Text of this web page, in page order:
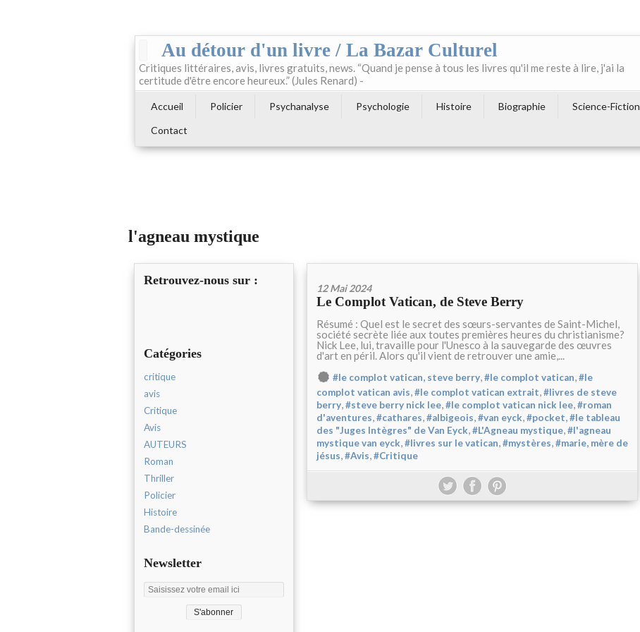
Au détour d'un livre / La Bazar Culturel
Critiques littéraires, avis, livres gratuits, news. “Quand je pense à tous les livres qu'il me reste à lire, j'ai la
certitude d'être encore heureux.” (Jules Renard) -
Accueil Policier Psychanalyse Psychologie Histoire Biographie Science-Fiction
Contact
l'agneau mystique
Retrouvez-nous sur :
Catégories
critique
avis
Critique
Avis
AUTEURS
Roman
Thriller
Policier
Histoire
Bande-dessinée
Newsletter
12 Mai 2024
Le Complot Vatican, de Steve Berry
Résumé : Quel est le secret des sœurs-servantes de Saint-Michel,
société secrète liée aux toutes premières heures du christianisme?
Nick Lee, lui, travaille pour l'Unesco à la sauvegarde des œuvres
d'art en péril. Alors qu'il vient de retrouver une amie,...
#le complot vatican, steve berry,#le complot vatican,#le
complot vatican avis,#le complot vatican extrait,#livres de steve
berry,#steve berry nick lee,#le complot vatican nick lee,#roman
d'aventures,#cathares,#albigeois,#van eyck,#pocket,#le tableau
des "Juges Intègres" de Van Eyck,#L'Agneau mystique,#l'agneau
mystique van eyck,#livres sur le vatican,#mystères,#marie, mère de
jésus,#Avis,#Critique